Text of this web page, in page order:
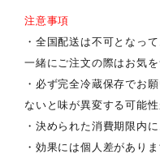
注意事項
・全国配送は不可となっ
一緒にご注文の際はお気を
・必ず完全冷蔵保存でお
ないと味が異変する可能
・決められた消費期限内
・効果には個人差がありま